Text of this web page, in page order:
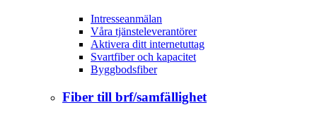
Intresseanmälan
Våra tjänsteleverantörer
Aktivera ditt internetuttag
Svartfiber och kapacitet
Byggbodsfiber
Fiber till brf/samfällighet